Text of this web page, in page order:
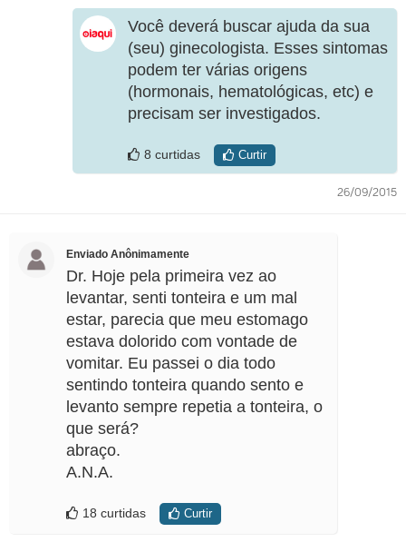
Você deverá buscar ajuda da sua
(seu) ginecologista. Esses sintomas
podem ter várias origens
(hormonais, hematológicas, etc) e
precisam ser investigados.
8 curtidas Curtir
26/09/2015
Enviado Anônimamente
Dr. Hoje pela primeira vez ao
levantar, senti tonteira e um mal
estar, parecia que meu estomago
estava dolorido com vontade de
vomitar. Eu passei o dia todo
sentindo tonteira quando sento e
levanto sempre repetia a tonteira, o
que será?
abraço.
A.N.A.
18 curtidas Curtir